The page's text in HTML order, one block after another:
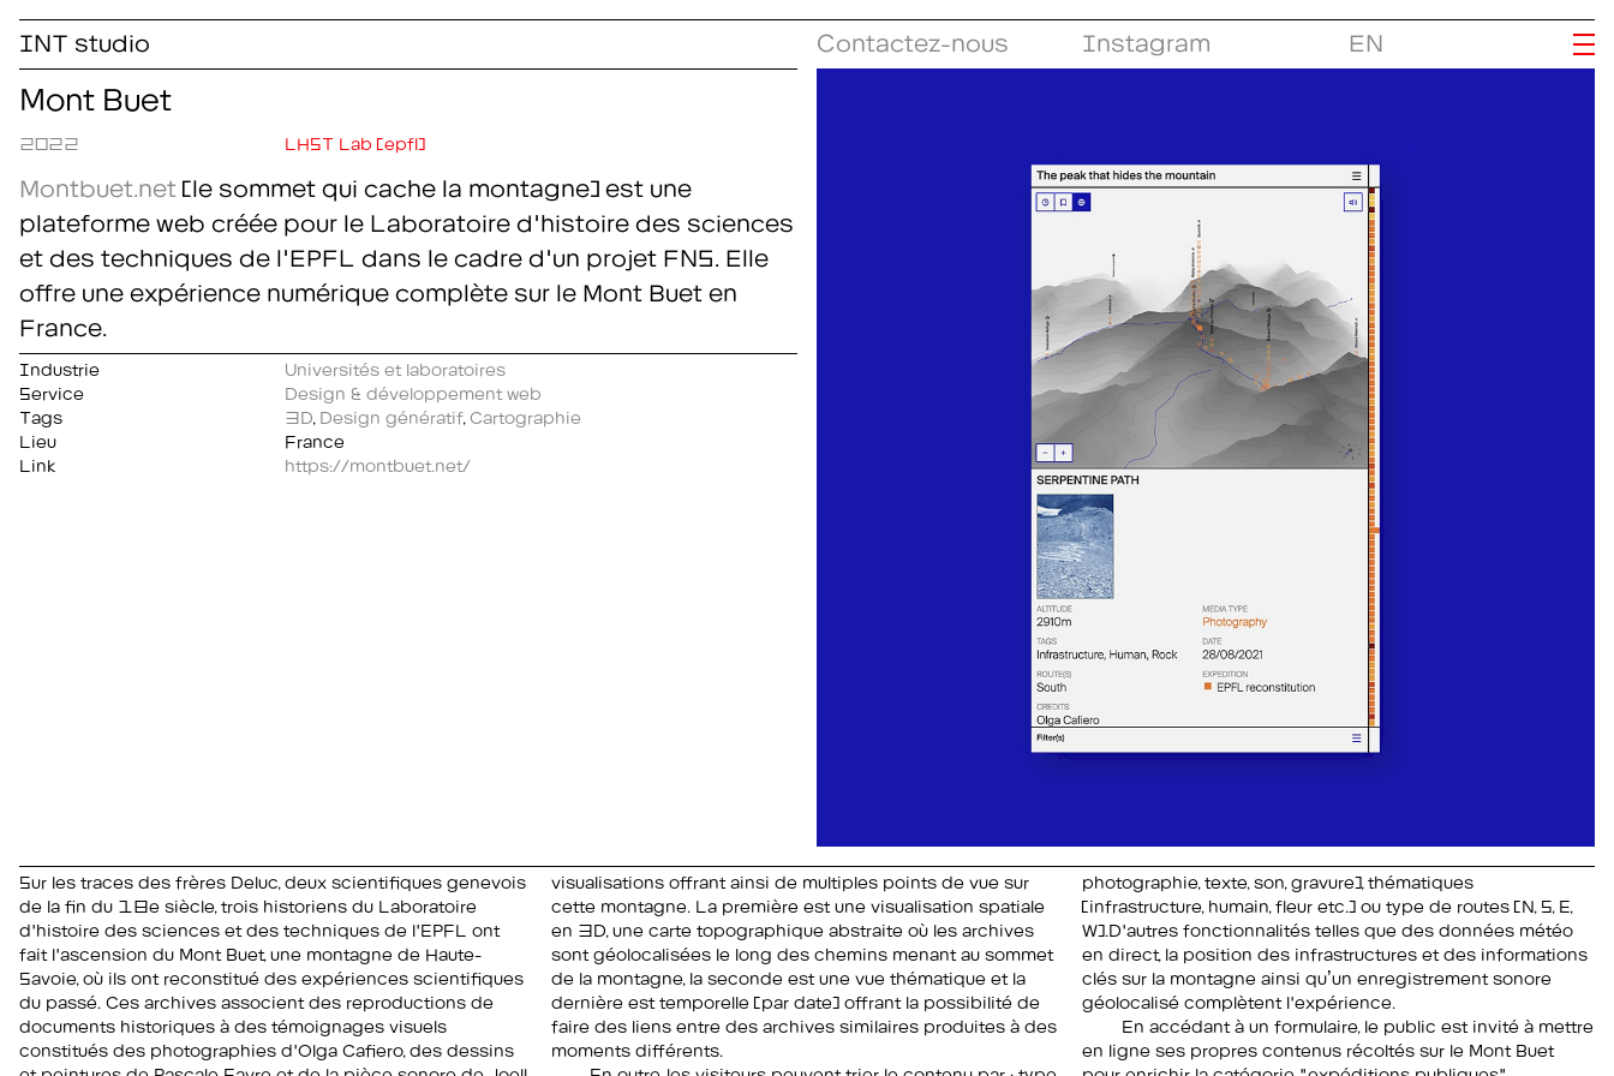
INT studio Contactez-nous Instagram EN
Mont Buet
2022 LHST Lab (epfl)
Montbuet.net(le sommet qui cache la montagne) est une
plateforme web créée pour le Laboratoire d'histoire des sciences
et des techniques de l'EPFL dans le cadre d'un projet FNS. Elle
offre une expérience numérique complète sur le Mont Buet en
France.
Industrie
Universités et laboratoires
Service
Design & développement web
Tags
3D Design génératif Cartographie
Lieu
France
Link
https://montbuet.net/
Sur les traces des frères Deluc, deux scientifiques genevois
de la fin du 18e siècle, trois historiens du Laboratoire
d'histoire des sciences et des techniques de l'EPFL ont
fait l'ascension du Mont Buet, une montagne de Haute-
Savoie, où ils ont reconstitué des expériences scientifiques
du passé. Ces archives associent des reproductions de
documents historiques à des témoignages visuels
constitués des photographies d'Olga Cafiero, des dessins
et peintures de Pascale Favre et de la pièce sonore de Joell
visualisations offrant ainsi de multiples points de vue sur
cette montagne. La première est une visualisation spatiale
en 3D, une carte topographique abstraite où les archives
sont géolocalisées le long des chemins menant au sommet
de la montagne, la seconde est une vue thématique et la
dernière est temporelle (par date) offrant la possibilité de
faire des liens entre des archives similaires produites à des
moments différents.
En outre, les visiteurs peuvent trier le contenu par : type
photographie, texte, son, gravure), thématiques
(infrastructure, humain, fleur etc.) ou type de routes (N, S, E,
W).D'autres fonctionnalités telles que des données météo
en direct, la position des infrastructures et des informations
clés sur la montagne ainsi qu’un enregistrement sonore
géolocalisé complètent l'expérience.
En accédant à un formulaire, le public est invité à mettre
en ligne ses propres contenus récoltés sur le Mont Buet
pour enrichir la catégorie "expéditions publiques".